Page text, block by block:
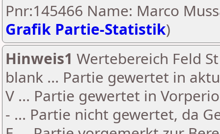
Pnr:145466 Name: Marco
Grafik Partie-Statistik)
Hinweis1 Wertebereich Feld
blank ... Partie gewertet in
V ... Partie gewertet in
- ... Partie nicht gewertet, da